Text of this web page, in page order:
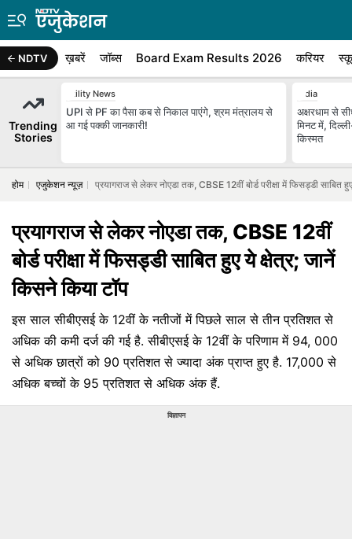
NDTV ख़बरें जॉब्स Board Exam Results 2026 करियर
Trending
Stories
Utility News
UPI से PF का पैसा कब से निकाल पाएंगे, श्रम मंत्रालय से
आ गई पक्‍की जानकारी!
India
अक्षरधाम से
मिनट में,
किस्मत
होम एजुकेशन न्यूज़ प्रयागराज से लेकर नोएडा तक, CBSE 12वीं बोर्ड परीक्षा में फिसड्डी साबित
प्रयागराज से लेकर नोएडा तक, CBSE 12वीं
बोर्ड परीक्षा में फिसड्डी साबित हुए ये क्षेत्र; जानें
किसने किया टॉप
इस साल सीबीएसई के 12वीं के नतीजों में पिछले साल से तीन प्रतिशत से
अधिक की कमी दर्ज की गई है. सीबीएसई के 12वीं के परिणाम में 94, 000
से अधिक छात्रों को 90 प्रतिशत से ज्यादा अंक प्राप्त हुए है. 17,000 से
अधिक बच्चों के 95 प्रतिशत से अधिक अंक हैं.
विज्ञापन